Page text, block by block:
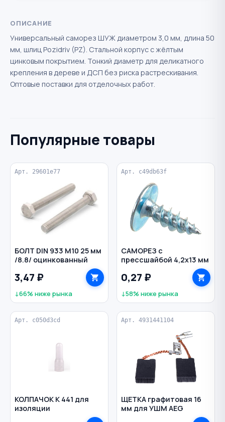
ОПИСАНИЕ
Универсальный саморез ШУЖ диаметром 3,0 мм, длина 50
мм, шлиц Pozidriv (PZ). Стальной корпус с жёлтым
цинковым покрытием. Тонкий диаметр для деликатного
крепления в дереве и ДСП без риска растрескивания.
Оптовые поставки для отделочных работ.
Популярные товары
Арт. 29601e77
БОЛТ DIN 933 M10 25 мм
/8.8/ оцинкованный
3,47 ₽
↓66% ниже рынка
Арт. c49db63f
САМОРЕЗ с
прессшайбой 4,2х13 мм
0,27 ₽
↓58% ниже рынка
Арт. c050d3cd
КОЛПАЧОК К 441 для
изоляции
Арт. 4931441104
ЩЕТКА графитовая 16
мм для УШМ AEG